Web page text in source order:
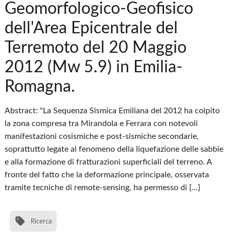
Geomorfologico-Geofisico
dell'Area Epicentrale del
Terremoto del 20 Maggio
2012 (Mw 5.9) in Emilia-
Romagna.
Abstract: "La Sequenza Sismica Emiliana del 2012 ha colpito
la zona compresa tra Mirandola e Ferrara con notevoli
manifestazioni cosismiche e post-sismiche secondarie,
soprattutto legate al fenomeno della liquefazione delle sabbie
e alla formazione di fratturazioni superficiali del terreno. A
fronte del fatto che la deformazione principale, osservata
tramite tecniche di remote-sensing, ha permesso di […]
Ricerca